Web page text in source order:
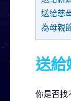
送給慈
為母親
送給
你是否找